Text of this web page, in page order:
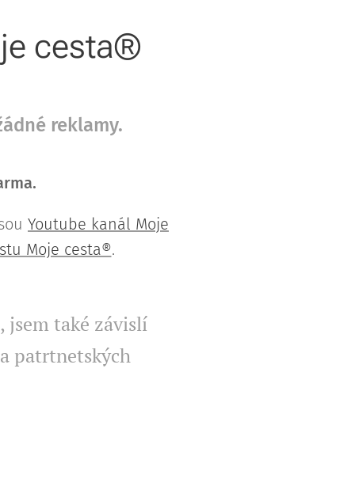
cesta®
reklamy.
Youtube kanál Moje
Moje cesta®.
jsem také závislí
patrtnetských